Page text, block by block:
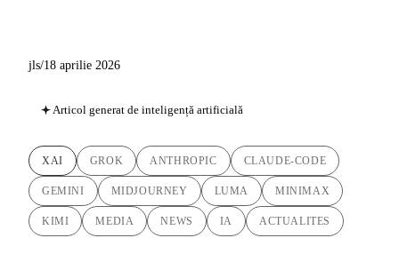
jls/18 aprilie 2026
Articol generat de inteligență artificială
XAI GROK ANTHROPIC CLAUDE-CODE
GEMINI MIDJOURNEY LUMA MINIMAX
KIMI MEDIA NEWS IA ACTUALITES